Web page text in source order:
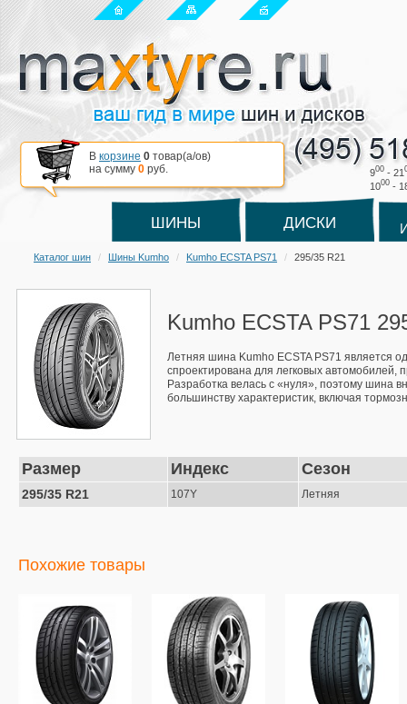
900 - 21
1000 -
В корзине 0 товар(a/ов)
на сумму 0 руб.
ШИНЫ ДИСКИ
Каталог шин Шины Kumho Kumho ECSTA PS71 295/35 R21
Kumho ECSTA PS71
Летняя шина Kumho ECSTA PS71 является
спроектирована для легковых автомобилей,
Разработка велась с «нуля», поэтому шина
большинству характеристик, включая
Размер Индекс Сезон
295/35 R21 107Y Летняя
Похожие товары